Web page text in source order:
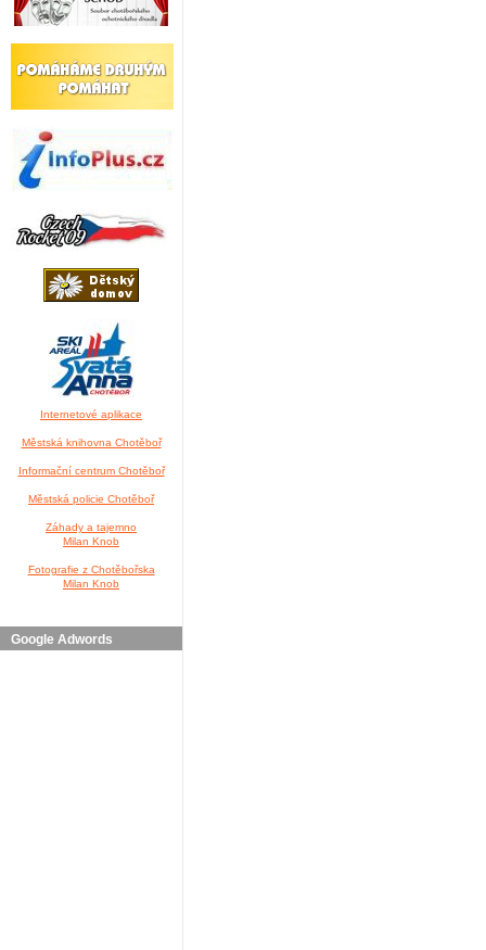
Internetové aplikace
Městská knihovna Chotěboř
Informační centrum Chotěboř
Městská policie Chotěboř
Záhady a tajemno
Milan Knob
Fotografie z Chotěbořska
Milan Knob
Google Adwords